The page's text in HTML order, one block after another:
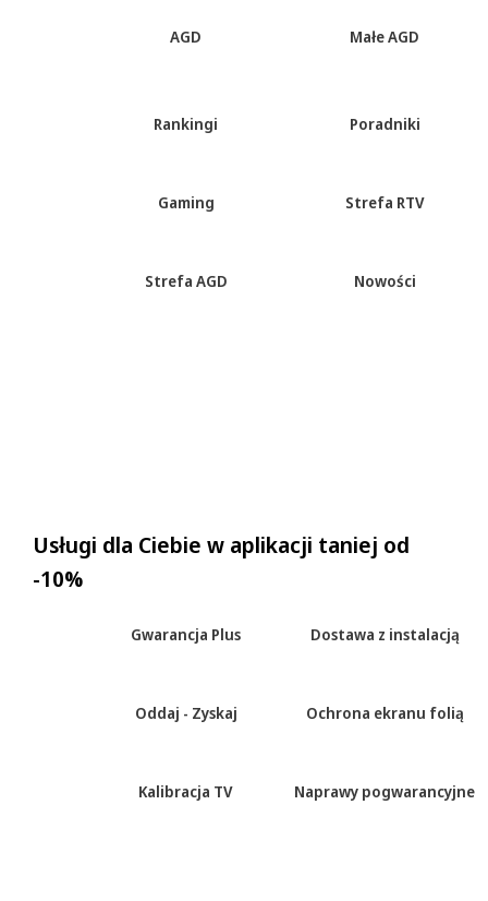
AGD Małe AGD
Rankingi Poradniki
Gaming Strefa RTV
Strefa AGD Nowości
Usługi dla Ciebie w aplikacji taniej od
-10%
Gwarancja Plus Dostawa z instalacją
Oddaj - Zyskaj Ochrona ekranu folią
Kalibracja TV Naprawy pogwarancyjne